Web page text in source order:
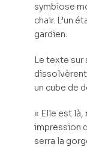
symbiose
chair. L’un
gardien.
Le texte sur
un cube de
« Elle est là,
impression
serra la